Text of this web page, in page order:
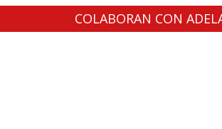
COLABORAN CON